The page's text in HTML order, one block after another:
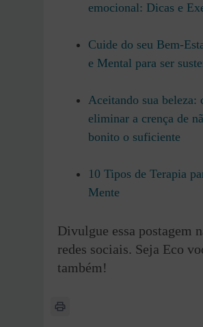
emocional: Dicas e
Cuide do seu Bem-
e Mental para ser
Aceitando sua beleza:
eliminar a crença de
bonito o suficiente
10 Tipos de Terapia
Mente
Divulgue essa postagem
redes sociais. Seja Eco
também!